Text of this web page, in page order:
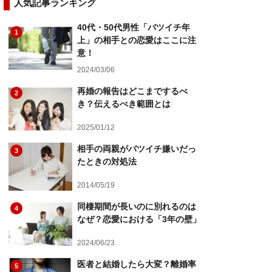
人気記事ランキング
1
40代・50代男性「バツイチ年
上」の相手との恋愛はここに注
意！
2024/03/06
2
再婚の報告はどこまでするべ
き？伝えるべき範囲とは
2025/01/12
3
相手の両親がバツイチ嫌いだっ
たときの対処法
2014/05/19
4
同棲期間が長いのに別れるのは
なぜ？恋愛における「3年の壁」
2024/06/23
5 医者と結婚したら大変？離婚率